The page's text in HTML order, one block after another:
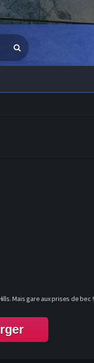
Mais gare aux prises de bec !